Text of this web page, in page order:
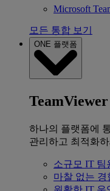
Microsoft
모든 통합 보기
ONE 플랫폼
하나의 플랫폼에
관리하고 최적화
소규모 IT 팀
마찰 없는 경